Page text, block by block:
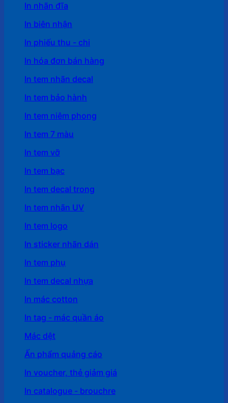
In nhãn đĩa
In biên nhận
In phiếu thu - chi
In hóa đơn bán hàng
In tem nhãn decal
In tem bảo hành
In tem niêm phong
In tem 7 màu
In tem vỡ
In tem bạc
In tem decal trong
In tem nhãn UV
In tem logo
In sticker nhãn dán
In tem phụ
In tem decal nhựa
In mác cotton
In tag - mác quần áo
Mác dệt
Ấn phẩm quảng cáo
In voucher, thẻ giảm giá
In catalogue - brouchre